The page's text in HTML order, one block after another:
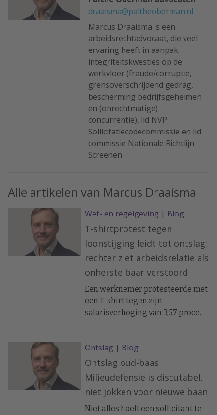
draaisma@paltheoberman.nl
Marcus Draaisma is een
arbeidsrechtadvocaat, die veel
ervaring heeft in aanpak
integriteitskwesties op de
werkvloer (fraude/corruptie,
grensoverschrijdend gedrag,
bescherming bedrijfsgeheimen
en (onrechtmatige)
concurrentie), lid NVP
Sollicitatiecodecommissie en lid
commissie Nationale Richtlijn
Screenen
Alle artikelen van Marcus Draaisma
Wet- en regelgeving | Blog
T-shirtprotest tegen
loonstijging leidt tot ontslag:
rechter ziet arbeidsrelatie als
onherstelbaar verstoord
Een werknemer protesteerde met
een T-shirt tegen zijn
salarisverhoging van 3,57 procent
kantonrechter leidde niet het
protest zelf, maar zijn
aanhoudende gedrag tot een
onherstelbaar verstoorde
arbeidsrelatie.
Ontslag | Blog
Ontslag oud-baas
Milieudefensie is discutabel,
niet jokken voor nieuwe baan
Niet alles hoeft een sollicitant te